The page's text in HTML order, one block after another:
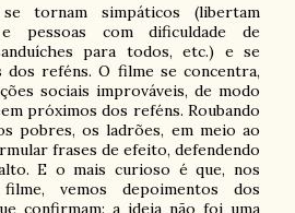
tornam simpáticos (libertam
pessoas com dificuldade de
para todos, etc.) e se
dos reféns. O filme se concentra,
sociais improváveis, de modo
próximos dos reféns. Roubando
pobres, os ladrões, em meio ao
frases de efeito, defendendo
E o mais curioso é que, nos
vemos depoimentos dos
confirmam: a ideia não foi uma